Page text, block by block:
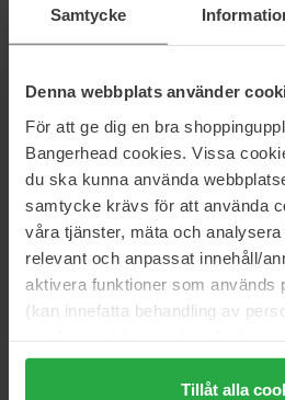
Samtycke
Denna webbplats använder
För att ge dig en bra
Bangerhead cookies. Vissa
du ska kunna använda
samtycke krävs för att använda
våra tjänster, mäta och
relevant och anpassat innehåll/
aktivera funktioner som används
(kan innefatta behandling av
trycka på "Tillåt alla cookies"
medan du under "Detaljer" kan
Tillåt alla
2026-01-25
Hajuvesi, joka saa sinut tuntemaan
ihana, raikas ja puhdas - aivan kuin
Olen saanut paljon kehuja siitä, että se
Annette
2023-12-28
Tuoksuu hyvältä ja pysyy pitkään.
Liselotte Viola Fors